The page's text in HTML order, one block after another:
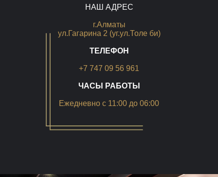
НАШ АДРЕС
г.Алматы
ул.Гагарина 2 (уг.ул.Толе би)
ТЕЛЕФОН
+7 747 09 56 961
ЧАСЫ РАБОТЫ
Ежедневно с 11:00 до 06:00